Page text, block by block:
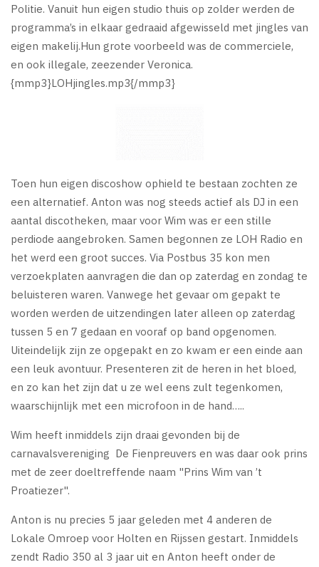
Politie. Vanuit hun eigen studio thuis op zolder werden de
programma’s in elkaar gedraaid afgewisseld met jingles van
eigen makelij.Hun grote voorbeeld was de commerciele,
en ook illegale, zeezender Veronica.
{mmp3}LOHjingles.mp3{/mmp3}
Toen hun eigen discoshow ophield te bestaan zochten ze
een alternatief. Anton was nog steeds actief als DJ in een
aantal discotheken, maar voor Wim was er een stille
perdiode aangebroken. Samen begonnen ze LOH Radio en
het werd een groot succes. Via Postbus 35 kon men
verzoekplaten aanvragen die dan op zaterdag en zondag te
beluisteren waren. Vanwege het gevaar om gepakt te
worden werden de uitzendingen later alleen op zaterdag
tussen 5 en 7 gedaan en vooraf op band opgenomen.
Uiteindelijk zijn ze opgepakt en zo kwam er een einde aan
een leuk avontuur. Presenteren zit de heren in het bloed,
en zo kan het zijn dat u ze wel eens zult tegenkomen,
waarschijnlijk met een microfoon in de hand…..
Wim heeft inmiddels zijn draai gevonden bij de
carnavalsvereniging De Fienpreuvers en was daar ook prins
met de zeer doeltreffende naam "Prins Wim van ’t
Proatiezer".
Anton is nu precies 5 jaar geleden met 4 anderen de
Lokale Omroep voor Holten en Rijssen gestart. Inmiddels
zendt Radio 350 al 3 jaar uit en Anton heeft onder de